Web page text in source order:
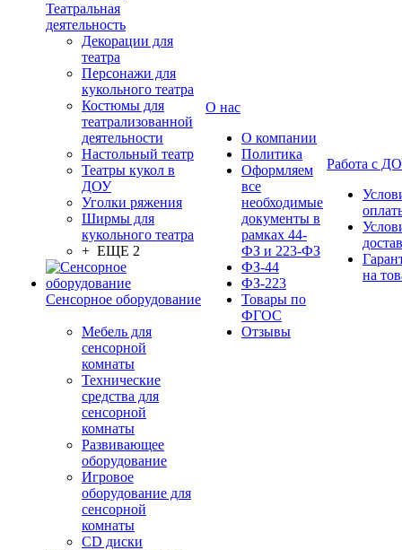
Театральная
деятельность
Декорации для
театра
Персонажи для
кукольного театра
Костюмы для
театрализованной
деятельности
Настольный театр
Театры кукол в
ДОУ
Уголки ряжения
Ширмы для
кукольного театра
+ ЕЩЕ 2
Сенсорное оборудование
Мебель для
сенсорной
комнаты
Технические
средства для
сенсорной
комнаты
Развивающее
оборудование
Игровое
оборудование для
сенсорной
комнаты
CD диски
О нас
О компании
Политика
Оформляем
все
необходимые
документы в
рамках 44-
ФЗ и 223-ФЗ
ФЗ-44
ФЗ-223
Товары по
ФГОС
Отзывы
Работа с
на